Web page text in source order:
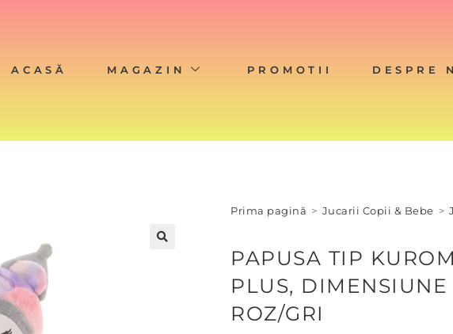
ACASĂ MAGAZIN PROMOTII DESPRE
Prima pagină > Jucarii Copii & Bebe >
PAPUSA TIP
PLUS,
ROZ/GRI